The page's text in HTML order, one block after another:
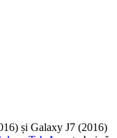
și Galaxy J7 (2016)